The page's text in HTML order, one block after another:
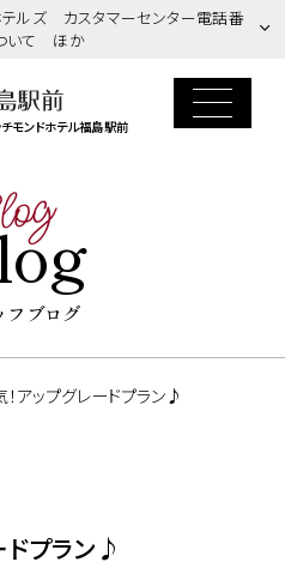
テルズ カスタマーセンター電話番
いて ほか
モンドホテル福島駅前
フブログ
アップグレードプラン♪
ドプラン♪